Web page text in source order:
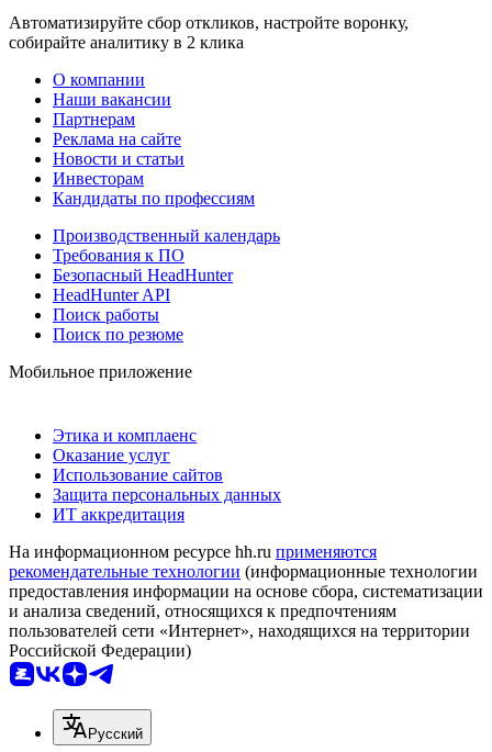
Автоматизируйте сбор откликов, настройте воронку,
собирайте аналитику в 2 клика
О компании
Наши вакансии
Партнерам
Реклама на сайте
Новости и статьи
Инвесторам
Кандидаты по профессиям
Производственный календарь
Требования к ПО
Безопасный HeadHunter
HeadHunter API
Поиск работы
Поиск по резюме
Мобильное приложение
Этика и комплаенс
Оказание услуг
Использование сайтов
Защита персональных данных
ИТ аккредитация
На информационном ресурсе hh.ru применяются
рекомендательные технологии (информационные технологии
предоставления информации на основе сбора, систематизации
и анализа сведений, относящихся к предпочтениям
пользователей сети «Интернет», находящихся на территории
Российской Федерации)
Русский